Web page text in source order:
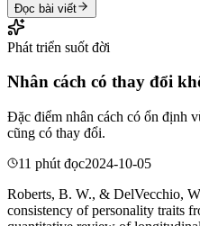
Đọc bài viết
Phát triển suốt đời
Nhân cách có thay đổi
Đặc điểm nhân cách có ổn định
cũng có thay đổi.
11 phút đọc2024-10-05
Roberts, B. W., & DelVecchio,
consistency of personality traits